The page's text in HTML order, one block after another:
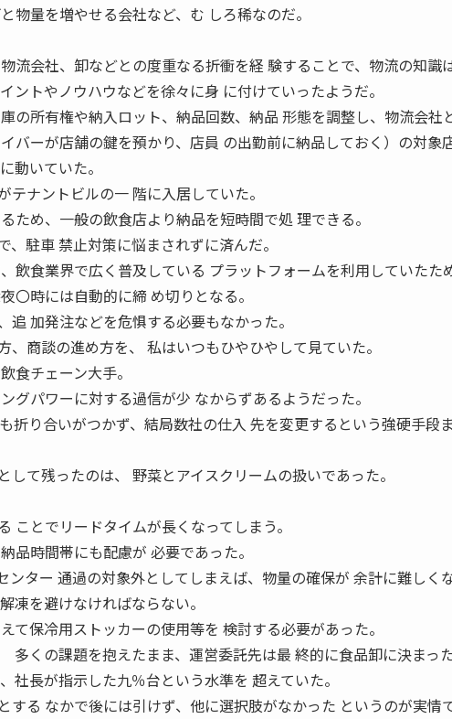
物量を増やせる会社など、む しろ稀なのだ。
流会社、卸などとの度重なる折衝を経 験することで、物流の知識
ントやノウハウなどを徐々に身 に付けていったようだ。
の所有権や納入ロット、納品回数、納品 形態を調整し、物流会社
バーが店舗の鍵を預かり、店員 の出勤前に納品しておく）の対象
動いていた。
ナントビルの一 階に入居していた。
ため、一般の飲食店より納品を短時間で処 理できる。
、駐車 禁止対策に悩まされずに済んだ。
飲食業界で広く普及している プラットフォームを利用していたた
〇時には自動的に締 め切りとなる。
追 加発注などを危惧する必要もなかった。
商談の進め方を、 私はいつもひやひやして見ていた。
食チェーン大手。
グパワーに対する過信が少 なからずあるようだった。
折り合いがつかず、結局数社の仕入 先を変更するという強硬手段
て残ったのは、 野菜とアイスクリームの扱いであった。
ことでリードタイムが長くなってしまう。
品時間帯にも配慮が 必要であった。
ンター 通過の対象外としてしまえば、物量の確保が 余計に難しくな
凍を避けなければならない。
て保冷用ストッカーの使用等を 検討する必要があった。
くの課題を抱えたまま、運営委託先は最 終的に食品卸に決まった
社長が指示した九％台という水準を 超えていた。
する なかで後には引けず、他に選択肢がなかった というのが実情